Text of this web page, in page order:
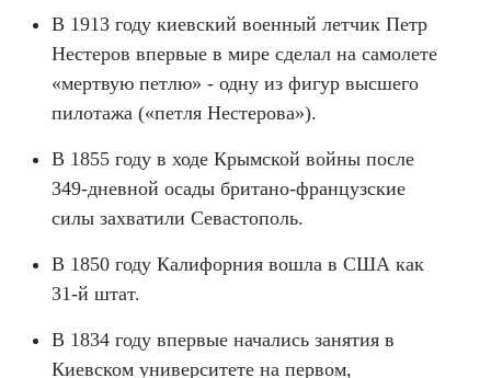
В 1913 году киевский военный летчик Петр
Нестеров впервые в мире сделал на самолете
«мертвую петлю» - одну из фигур высшего
пилотажа («петля Нестерова»).
В 1855 году в ходе Крымской войны после
349-дневной осады британо-французские
силы захватили Севастополь.
В 1850 году Калифорния вошла в США как
31-й штат.
В 1834 году впервые начались занятия в
Киевском университете на первом,